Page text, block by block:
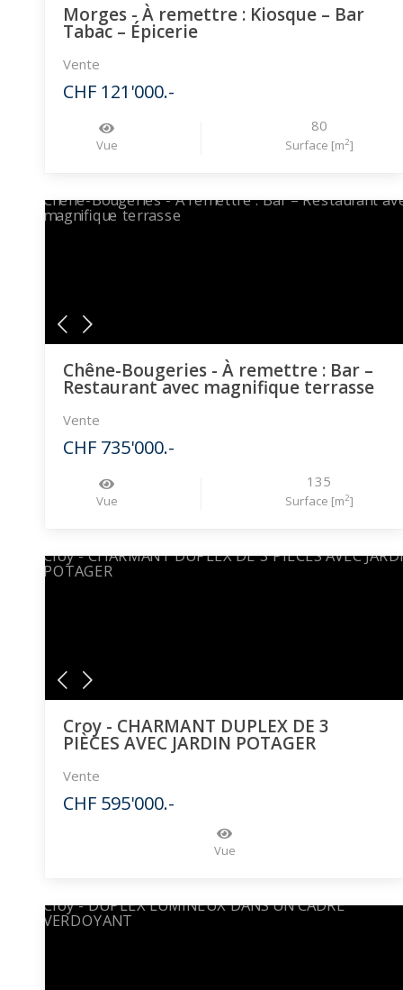
Morges - À remettre : Kiosque – Bar
Tabac – Épicerie
Vente
CHF 121'000.-
Vue
80
Surface [m2]
Chêne-Bougeries - À remettre : Bar –
Restaurant avec magnifique terrasse
Vente
CHF 735'000.-
Vue
135
Surface [m2]
Croy - CHARMANT DUPLEX DE 3
PIÈCES AVEC JARDIN POTAGER
Vente
CHF 595'000.-
Vue